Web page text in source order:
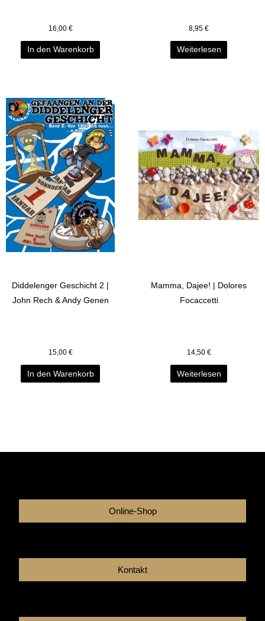
16,00 €
In den Warenkorb
8,95 €
Weiterlesen
Diddelenger Geschicht 2 |
John Rech & Andy Genen
15,00 €
In den Warenkorb
Mamma, Dajee! | Dolores
Focaccetti
14,50 €
Weiterlesen
Online-Shop
Kontakt